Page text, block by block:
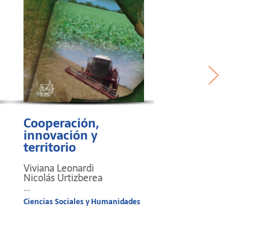
Cooperación,
innovación y
territorio
Viviana Leonardi
Nicolás Urtizberea
...
Ciencias Sociales y Humanidades